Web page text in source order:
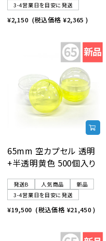
3-4営業日を目安に発送
¥2,150 (税込価格 ¥2,365 )
65mm 空カプセル 透明
+半透明黄色 500個入り
発送B 人気商品
新品
3-4営業日を目安に発送
¥19,500 (税込価格 ¥21,450 )